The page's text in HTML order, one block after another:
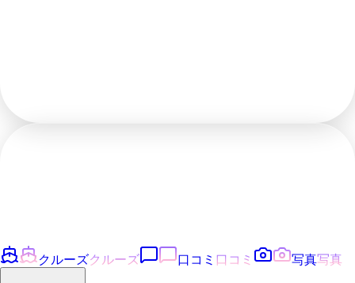
クルーズクルーズ 口コミ 口コミ 写真写真